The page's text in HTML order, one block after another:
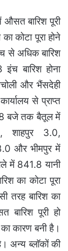
औसत बारिश पूरी
कोटा पूरा होने
से अधिक बारिश
बारिश होना
और भैंसदेही
से प्राप्त
8 बजे तक बैतूल में
शाहपुर 3.0,
और भीमपुर में
में 841.8 यानी
का कोटा पूरा
तरह बारिश का
बारिश पूरी हो
कारण बनी है।
अन्य ब्लॉकों की